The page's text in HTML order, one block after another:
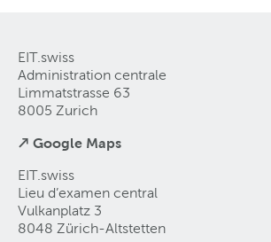
EIT.swiss
Administration centrale
Limmatstrasse 63
8005 Zurich
↗ Google Maps
EIT.swiss
Lieu d’examen central
Vulkanplatz 3
8048 Zürich-Altstetten